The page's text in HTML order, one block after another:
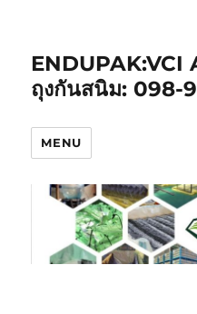
ถุงกันสนิม: 098-
MENU